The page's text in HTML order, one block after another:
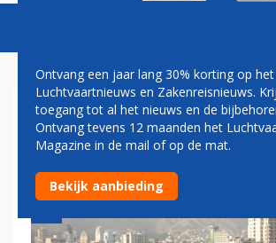
TOENEMEND AANTAL
REIZIGERS WIL NAAR
Ontvang een jaar lang 30% korting op
Luchtvaartnieuws en Zakenreisnieuws.
toegang tot al het nieuws en de
Ontvang tevens 12 maanden het
Magazine in de mail of op de mat.
Bekijk aanbieding